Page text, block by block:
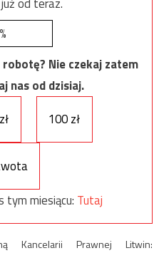
Nie czekaj zatem
nas od dzisiaj.
100 zł
tym miesiącu: Tutaj
Kancelarii Prawnej Litwin: